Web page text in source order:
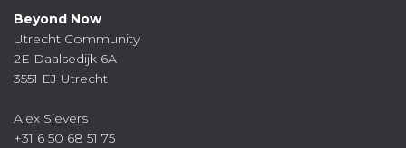
Beyond Now
Utrecht Community
2E Daalsedijk 6A
3551 EJ Utrecht
Alex Sievers
+31 6 50 68 51 75